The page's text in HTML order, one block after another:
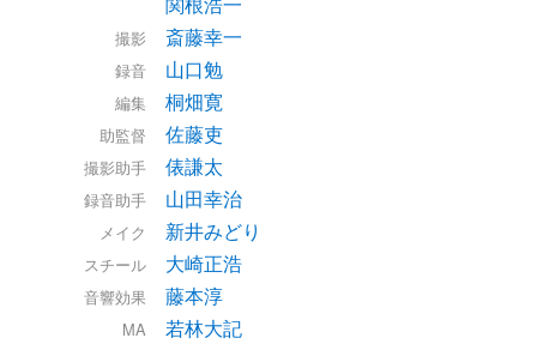
撮影 斎藤幸一
録音 山口勉
編集 桐畑寛
助監督 佐藤吏
撮影助手 俵謙太
録音助手 山田幸治
メイク 新井みどり
スチール 大崎正浩
音響効果 藤本淳
MA 若林大記